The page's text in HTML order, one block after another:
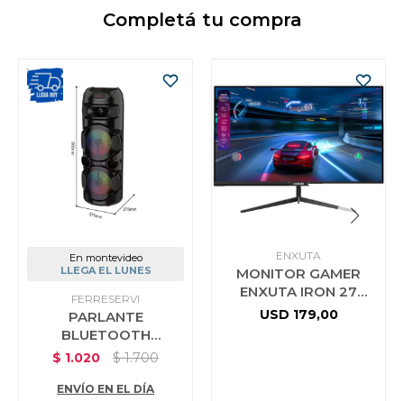
Completá tu compra
En montevideo
LLEGA EL LUNES
FERRESERVI
PARLANTE
BLUETOOTH
PORTATIL 20W LED
BATERIA 7500AH
$ 1.020 $ 1.700
ENVÍO EN EL DÍA
ENXUTA
MONITOR GAMER
ENXUTA IRON 27
PULG FULL HD FLAT
USD 179,00